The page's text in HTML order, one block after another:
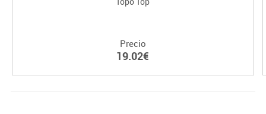
Precio
19.02€